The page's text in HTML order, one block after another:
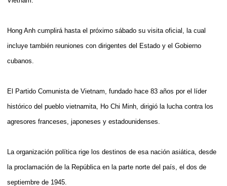
Hong Anh cumplirá hasta el próximo sábado su visita oficial, la cual
incluye también reuniones con dirigentes del Estado y el Gobierno
cubanos.
El Partido Comunista de Vietnam, fundado hace 83 años por el líder
histórico del pueblo vietnamita, Ho Chi Minh, dirigió la lucha contra los
agresores franceses, japoneses y estadounidenses.
La organización política rige los destinos de esa nación asiática, desde
la proclamación de la República en la parte norte del país, el dos de
septiembre de 1945.